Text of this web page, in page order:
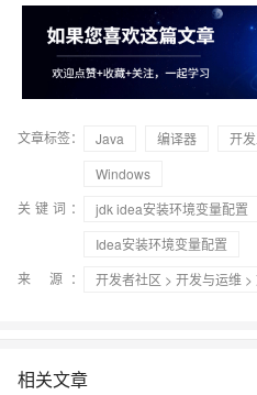
文章标签： Java 编译器 开
Windows
关键词：
jdk idea安装环境变量配置
Idea安装环境变量配置
来 源：
开发者社区 > 开发与运维 >
相关文章